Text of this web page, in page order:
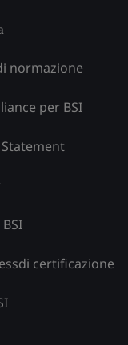
normazione
per BSI
certificazione